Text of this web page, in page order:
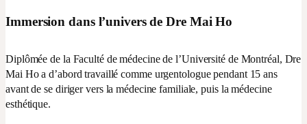
Immersion dans l’univers de Dre Mai Ho
Diplômée de la Faculté de médecine de l’Université de Montréal, Dre
Mai Ho a d’abord travaillé comme urgentologue pendant 15 ans
avant de se diriger vers la médecine familiale, puis la médecine
esthétique.